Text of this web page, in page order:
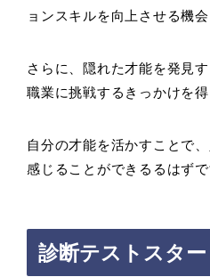
ョンスキルを向上させる機
さらに、隠れた才能を発見
職業に挑戦するきっかけを得
自分の才能を活かすことで
感じることができるるはずで
診断テストスター